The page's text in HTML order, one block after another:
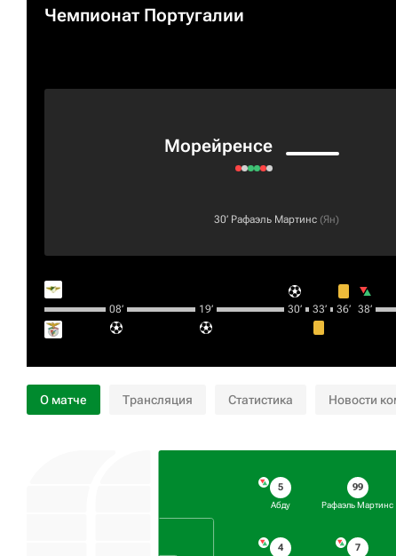
Чемпионат Португалии
Морейренсе
30‎’‎ Рафаэль Мартинс (Ян)
08‎’‎ 19‎’‎ 30‎’‎ 33‎’‎ 36‎’‎ 38‎’‎
О матче Трансляция Статистика Новости
5
Абду
4
99
Рафаэль Мартинс
7